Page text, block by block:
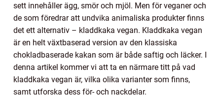
sett innehåller ägg, smör och mjöl. Men för veganer och
de som föredrar att undvika animaliska produkter finns
det ett alternativ – kladdkaka vegan. Kladdkaka vegan
är en helt växtbaserad version av den klassiska
chokladbaserade kakan som är både saftig och läcker. I
denna artikel kommer vi att ta en närmare titt på vad
kladdkaka vegan är, vilka olika varianter som finns,
samt utforska dess för- och nackdelar.